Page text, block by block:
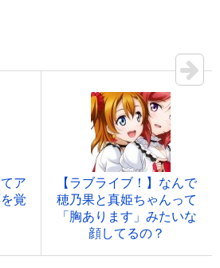
ア
覚
【ラブライブ！】なんで
穂乃果と真姫ちゃんって
「胸あります」みたいな
顔してるの？